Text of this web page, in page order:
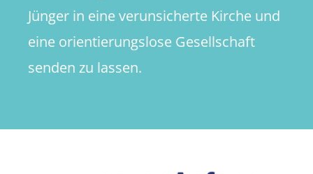
Jünger in eine verunsicherte Kirche und
eine orientierungslose Gesellschaft
senden zu lassen.